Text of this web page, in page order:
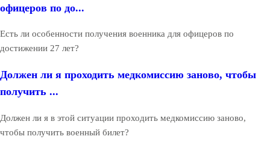
офицеров по до...
Есть ли особенности получения военника для офицеров по
достижении 27 лет?
Должен ли я проходить медкомиссию заново, чтобы
получить ...
Должен ли я в этой ситуации проходить медкомиссию заново,
чтобы получить военный билет?